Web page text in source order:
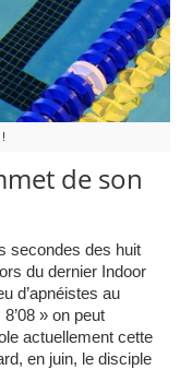
de son
secondes des huit
du dernier Indoor
d’apnéistes au
» on peut
actuellement cette
en juin, le disciple